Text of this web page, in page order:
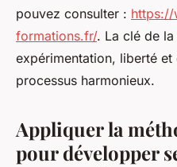
pouvez consulter : https://
formations.fr/. La clé de
expérimentation, liberté
processus harmonieux.
Appliquer la
pour développer